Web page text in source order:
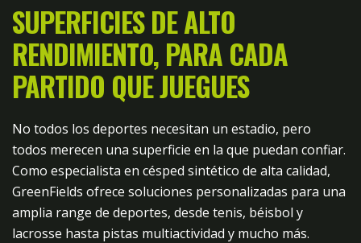
SUPERFICIES DE ALTO
RENDIMIENTO,PARA CADA
PARTIDO QUE JUEGUES
No todos los deportes necesitan un estadio, pero
todos merecen una superficie en la que puedan confiar.
Como especialista en césped sintético de alta calidad,
GreenFields ofrece soluciones personalizadas para una
amplia range de deportes, desde tenis, béisbol y
lacrosse hasta pistas multiactividad y mucho más.